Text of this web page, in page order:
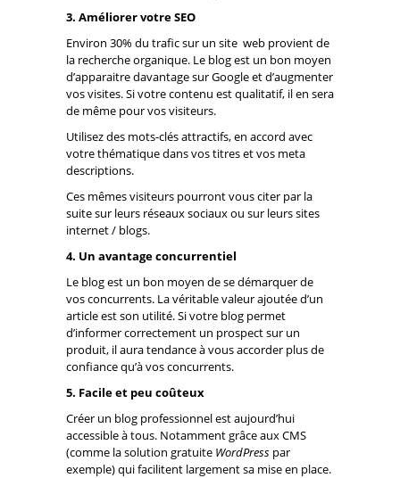
3. Améliorer votre SEO
Environ 30% du trafic sur un site web provient de
la recherche organique. Le blog est un bon moyen
d’apparaitre davantage sur Google et d’augmenter
vos visites. Si votre contenu est qualitatif, il en sera
de même pour vos visiteurs.
Utilisez des mots-clés attractifs, en accord avec
votre thématique dans vos titres et vos meta
descriptions.
Ces mêmes visiteurs pourront vous citer par la
suite sur leurs réseaux sociaux ou sur leurs sites
internet / blogs.
4. Un avantage concurrentiel
Le blog est un bon moyen de se démarquer de
vos concurrents. La véritable valeur ajoutée d’un
article est son utilité. Si votre blog permet
d’informer correctement un prospect sur un
produit, il aura tendance à vous accorder plus de
confiance qu’à vos concurrents.
5. Facile et peu coûteux
Créer un blog professionnel est aujourd’hui
accessible à tous. Notamment grâce aux CMS
(comme la solution gratuite WordPress par
exemple) qui facilitent largement sa mise en place.